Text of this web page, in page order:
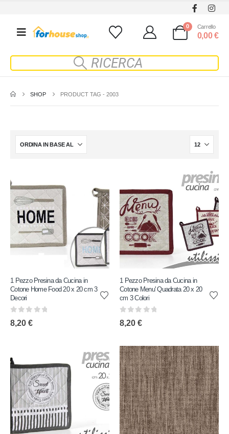
0 Carrello
0,00€
SHOP PRODUCT TAG - 2003
1 Pezzo Presina da Cucina in
Cotone Home Food 20 x 20 cm 3
Decori
0 out of 5
8,20 €
1 Pezzo Presina da Cucina in
Cotone Menu' Quadrata 20 x 20
cm 3 Colori
0 out of 5
8,20 €